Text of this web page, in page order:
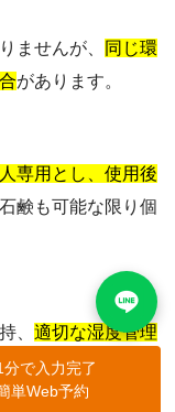
ませんが、
同じ環
があります。
専用とし、使用後
鹸も可能な限り個
、 適切な湿度管理
行います。
分で入力完了
単Web予約